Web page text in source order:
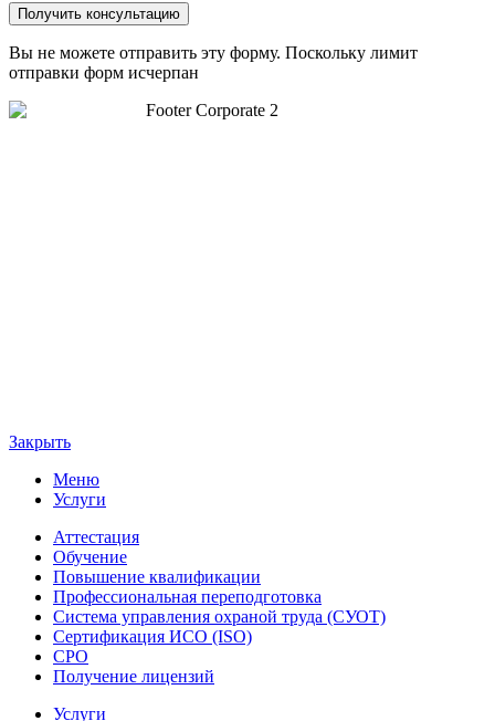
Вы не можете отправить эту форму. Поскольку лимит
отправки форм исчерпан
Закрыть
Меню
Услуги
Аттестация
Обучение
Повышение квалификации
Профессиональная переподготовка
Система управления охраной труда (СУОТ)
Сертификация ИСО (ISO)
СРО
Получение лицензий
Услуги